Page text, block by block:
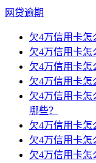
网贷逾期
欠4万信用卡怎
欠4万信用卡怎
欠4万信用卡怎
欠4万信用卡怎
欠4万信用卡
哪些？
欠4万信用卡怎
欠4万信用卡怎
欠4万信用卡怎